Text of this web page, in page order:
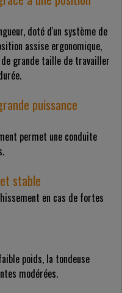
doté d'un système de
assise ergonomique,
grande taille de travailler
puissance
permet une conduite
stable
en cas de fortes
poids, la tondeuse
modérées.